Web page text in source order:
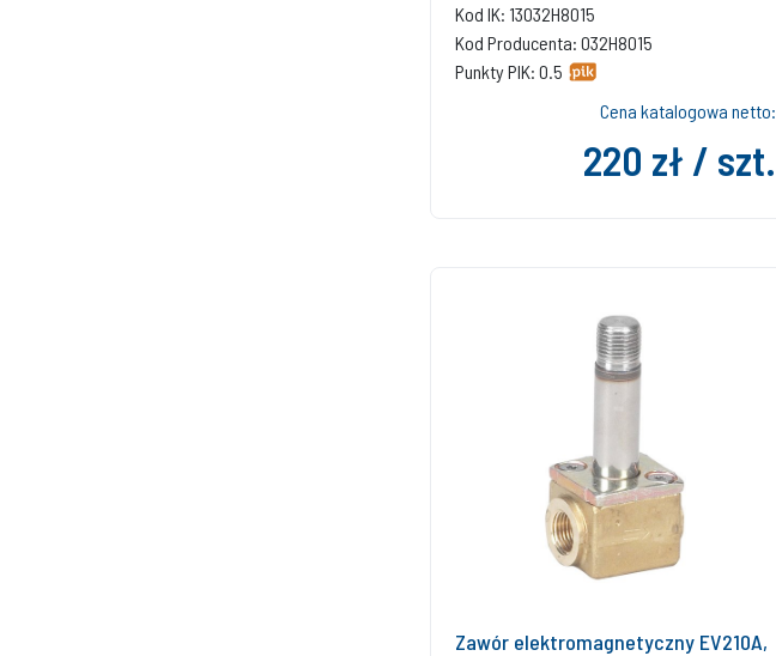
Kod IK: 13032H8015
Kod Producenta: 032H8015
Punkty PIK: 0.5
Cena katalogowa netto:
220 zł / szt.
Zawór elektromagnetyczny EV210A,